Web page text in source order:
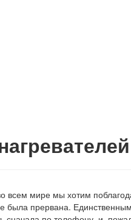
всем мире мы хотим
была прервана.